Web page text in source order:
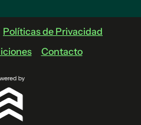
Políticas de Privacidad
Contacto